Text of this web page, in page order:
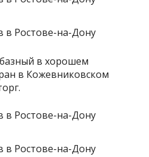
в хорошем
в Кожевниковском